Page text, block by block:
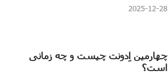
2025-12-28
چهارمین اِدونت چیست و چه زمانی
است؟